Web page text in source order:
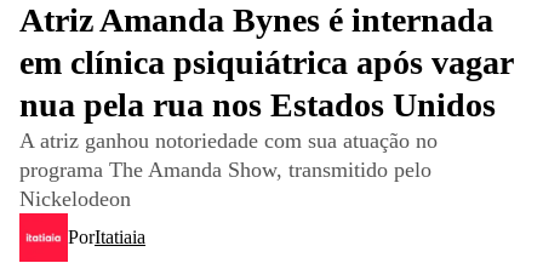
Atriz Amanda Bynes é internada
em clínica psiquiátrica após vagar
nua pela rua nos Estados Unidos
A atriz ganhou notoriedade com sua atuação no
programa The Amanda Show, transmitido pelo
Nickelodeon
PorItatiaia